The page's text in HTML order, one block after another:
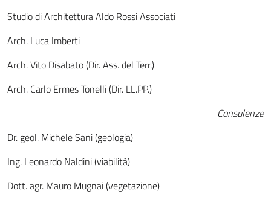
Studio di Architettura Aldo Rossi Associati
Arch. Luca Imberti
Arch. Vito Disabato (Dir. Ass. del Terr.)
Arch. Carlo Ermes Tonelli (Dir. LL.PP.)
Consulenze
Dr. geol. Michele Sani (geologia)
Ing. Leonardo Naldini (viabilità)
Dott. agr. Mauro Mugnai (vegetazione)